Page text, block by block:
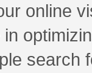
online
in
search